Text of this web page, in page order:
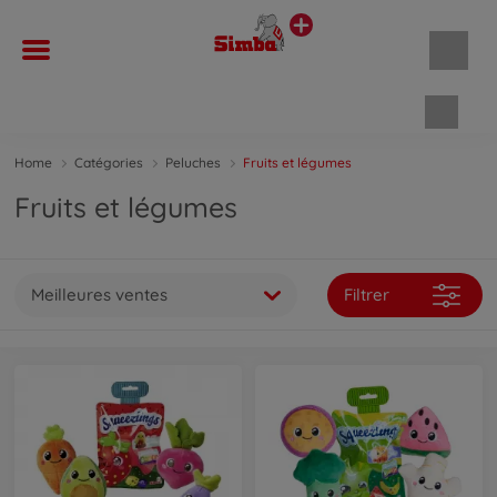
Home Catégories Peluches Fruits et légumes
Fruits et légumes
Meilleures ventes Filtrer